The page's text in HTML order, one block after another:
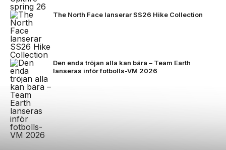
The North Face lanserar SS26 Hike Collection
Den enda tröjan alla kan bära – Team Earth
lanseras inför fotbolls-VM 2026